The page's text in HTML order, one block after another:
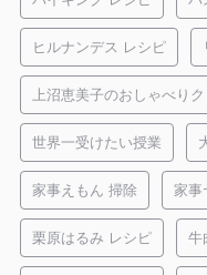
ヒルナンデス レシピ
上沼恵美子のおしゃべり
世界一受けたい授業
家事えもん 掃除 家事
栗原はるみ レシピ 牛